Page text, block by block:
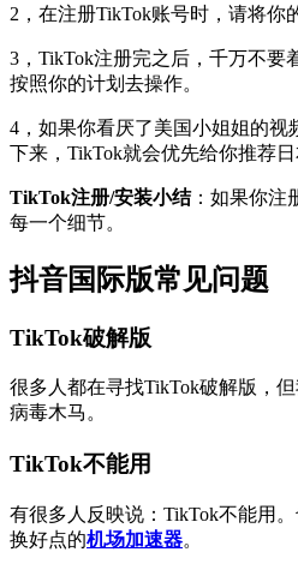
2，在注册TikTok账号时，请将你
3，TikTok注册完之后，千万不
按照你的计划去操作。
4，如果你看厌了美国小姐姐的
下来，TikTok就会优先给你推荐日
TikTok注册/安装小结：如果你注
每一个细节。
抖音国际版常见问题
TikTok破解版
很多人都在寻找TikTok破解版，
病毒木马。
TikTok不能用
有很多人反映说：TikTok不能用
换好点的机场加速器。